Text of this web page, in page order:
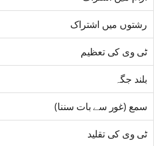
رشتوں میں اشتراک
ٹی وی کی تعظیم
بلند جگہ
سمع (غور سے بات سننا)
ٹی وی کی تقلید